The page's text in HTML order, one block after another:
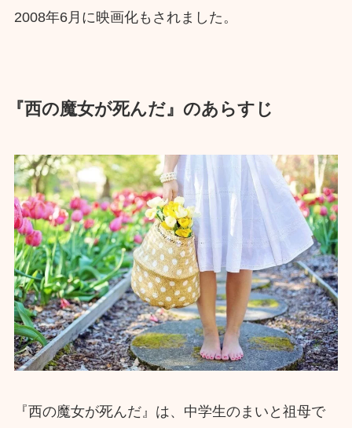
2008年6月に映画化もされました。
『西の魔女が死んだ』のあらすじ
『西の魔女が死んだ』は、中学生のまいと祖母で